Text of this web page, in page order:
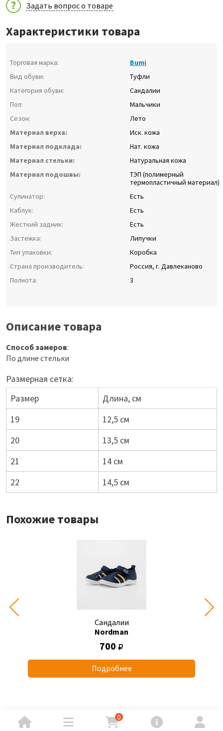
Задать вопрос о товаре
Характеристики товара
Торговая марка:
Bumi
Вид обуви:
Туфли
Категория обуви:
Сандалии
Пол:
Мальчики
Сезон:
Лето
Материал верха:
Иск. кожа
Материал подклада:
Нат. кожа
Материал стельки:
Натуральная кожа
Материал подошвы:
ТЭП (полимерный
термопластичный материал)
Супинатор:
Есть
Каблук:
Есть
Жесткий задник:
Есть
Застежка:
Липучки
Тип упаковки:
Коробка
Страна производитель:
Россия, г. Давлеканово
Полнота:
3
Описание товара
Способ замеров:
По длине стельки
Размерная сетка:
Размер
Длина, см
19
12,5 см
20
13,5 см
21
14 см
22
14,5 см
Похожие товары
Сандалии
Nordman
700
Подробнее
0